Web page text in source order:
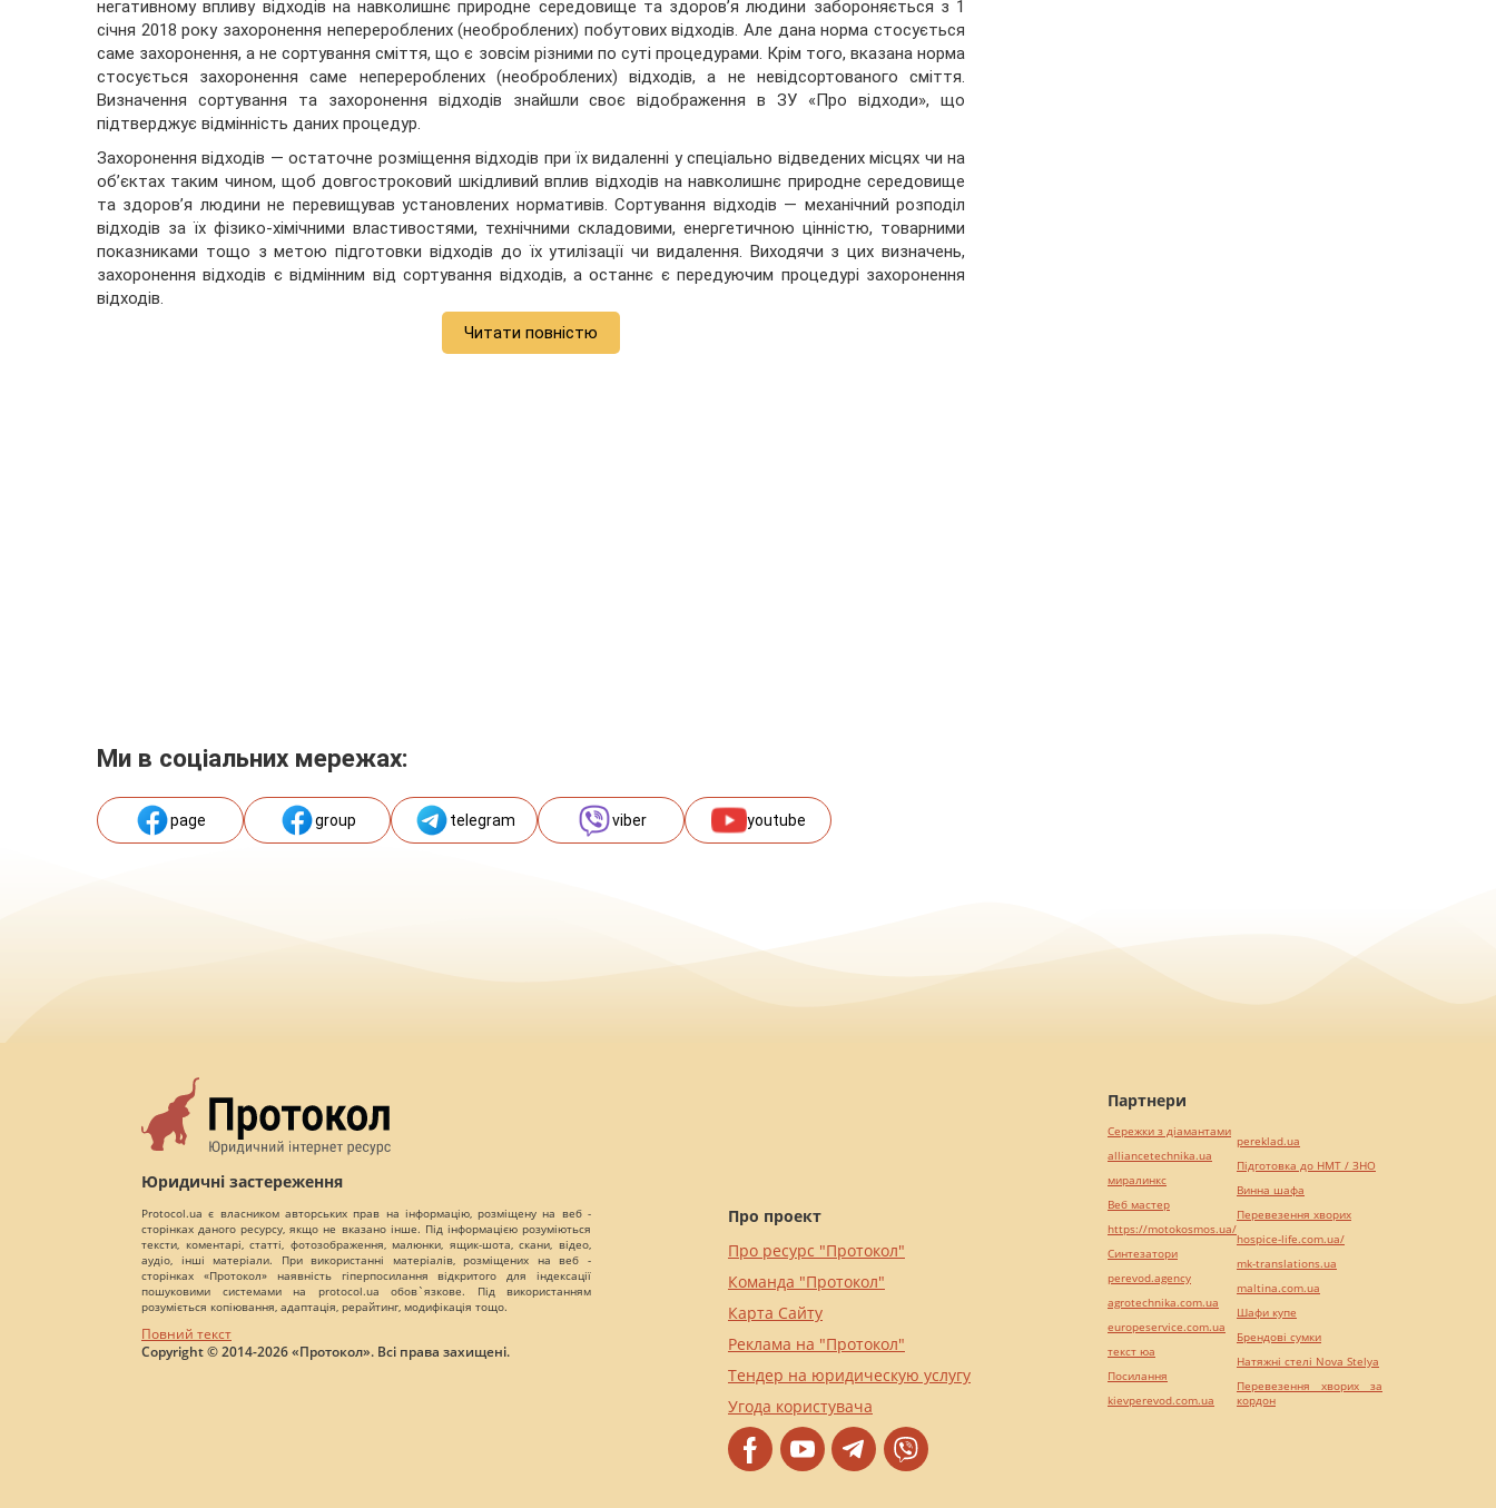
негативному впливу відходів на навколишнє природне середовище та здоров’я людини забороняється з 1
січня 2018 року захоронення неперероблених (необроблених) побутових відходів. Але дана норма стосується
саме захоронення, а не сортування сміття, що є зовсім різними по суті процедурами. Крім того, вказана норма
стосується захоронення саме неперероблених (необроблених) відходів, а не невідсортованого сміття.
Визначення сортування та захоронення відходів знайшли своє відображення в ЗУ «Про відходи», що
підтверджує відмінність даних процедур.
Захоронення відходів — остаточне розміщення відходів при їх видаленні у спеціально відведених місцях чи на
об’єктах таким чином, щоб довгостроковий шкідливий вплив відходів на навколишнє природне середовище
та здоров’я людини не перевищував установлених нормативів. Сортування відходів — механічний розподіл
відходів за їх фізико-хімічними властивостями, технічними складовими, енергетичною цінністю, товарними
показниками тощо з метою підготовки відходів до їх утилізації чи видалення. Виходячи з цих визначень,
захоронення відходів є відмінним від сортування відходів, а останнє є передуючим процедурі захоронення
відходів.
Читати повністю
Ми в соціальних мережах:
page group telegram viber youtube
Юридичні застереження
Protocol.ua є власником авторських прав на інформацію, розміщену на веб -
сторінках даного ресурсу, якщо не вказано інше. Під інформацією розуміються
тексти, коментарі, статті, фотозображення, малюнки, ящик-шота, скани, відео,
аудіо, інші матеріали. При використанні матеріалів, розміщених на веб -
сторінках «Протокол» наявність гіперпосилання відкритого для індексації
пошуковими системами на protocol.ua обов`язкове. Під використанням
розуміється копіювання, адаптація, рерайтинг, модифікація тощо.
Повний текст
Copyright © 2014-2026 «Протокол». Всі права захищені.
Про проект
Про ресурс "Протокол"
Команда "Протокол"
Карта Сайту
Реклама на "Протокол"
Тендер на юридическую услугу
Угода користувача
Партнери
Сережки з діамантами
alliancetechnika.ua
миралинкс
Веб мастер
https://motokosmos.ua/
Синтезатори
perevod.agency
agrotechnika.com.ua
europeservice.com.ua
текст юа
Посилання
kievperevod.com.ua
pereklad.ua
Підготовка до НМТ / ЗНО
Винна шафа
Перевезення хворих
hospice-life.com.ua/
mk-translations.ua
maltina.com.ua
Шафи купе
Брендові сумки
Натяжні стелі Nova Stelya
Перевезення хворих за
кордон